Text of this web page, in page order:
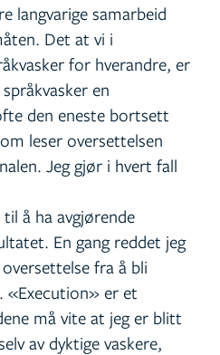
langvarige samarbeid
Det at vi i
for hverandre, er
en
den eneste bortsett
leser oversettelsen
Jeg gjør i hvert fall
å ha avgjørende
En gang reddet jeg
fra å bli
«Execution» er et
må vite at jeg er blitt
av dyktige vaskere,